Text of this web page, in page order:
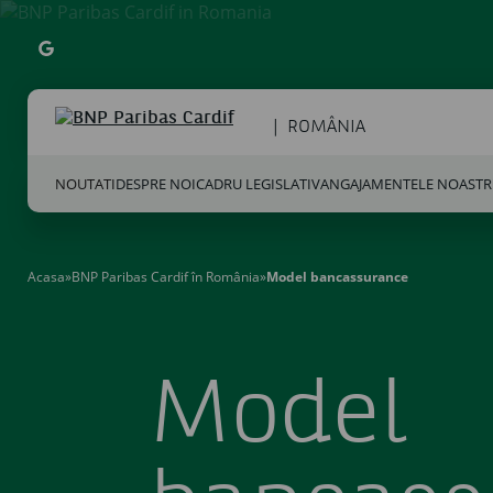
GOOGLE
ROMÂNIA
NOUTATIDESPRE NOICADRU LEGISLATIVANGAJAMENTELE
Acasa»BNP Paribas Cardif în România»Model bancassurance
Model